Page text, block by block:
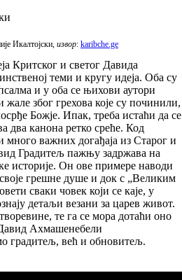
Икалтојски, извор: karibche.ge
Критског и светог Давида
теми и кругу идеја. Оба су
и у оба се њихови аутори
због грехова које су починили,
Божје. Ипак, треба истаћи да се
два канона ретко среће. Код
много важних догађаја из Старог и
Градитељ пажњу задржава на
историје. Он ове примере наводи
грешне душе и док с „Великим
сваки човек који се каје, у
детаљи везани за царев живот.
те га се мора дотаћи оно
Ахмашенебели
градитељ, већ и обновитељ.